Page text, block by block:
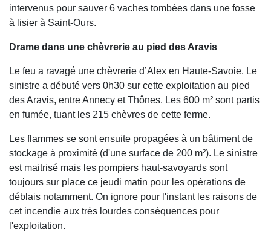
intervenus pour sauver 6 vaches tombées dans une fosse
à lisier à Saint-Ours.
Drame dans une chèvrerie au pied des Aravis
Le feu a ravagé une chèvrerie d’Alex en Haute-Savoie. Le
sinistre a débuté vers 0h30 sur cette exploitation au pied
des Aravis, entre Annecy et Thônes. Les 600 m² sont partis
en fumée, tuant les 215 chèvres de cette ferme.
Les flammes se sont ensuite propagées à un bâtiment de
stockage à proximité (d'une surface de 200 m²). Le sinistre
est maitrisé mais les pompiers haut-savoyards sont
toujours sur place ce jeudi matin pour les opérations de
déblais notamment. On ignore pour l'instant les raisons de
cet incendie aux très lourdes conséquences pour
l'exploitation.